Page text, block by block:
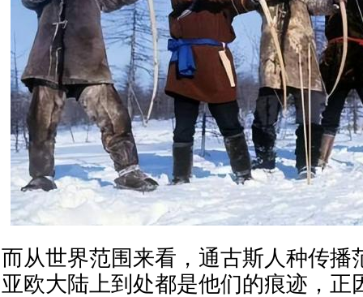
而从世界范围来看，通古斯人种传播
亚欧大陆上到处都是他们的痕迹，正